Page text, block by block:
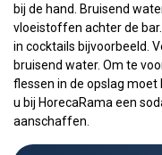
bij de hand. Bruisend
vloeistoffen achter de
in cocktails bijvoorbeeld.
bruisend water. Om te
flessen in de opslag
u bij HorecaRama een
aanschaffen.